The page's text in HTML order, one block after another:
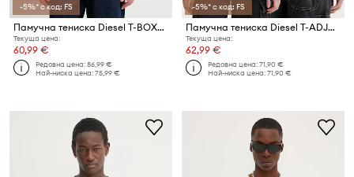
-5%* с код: FS
Памучна тениска Diesel T-BOXT-T5
Текуща цена:
60,99 €
Редовна цена:86,99 €
Най-ниска цена:75,99 €
-5%* с код: FS
Памучна тениска Diesel T-ADJUST-MICRODIV T-SHIRT
Текуща цена:
62,99 €
Редовна цена:71,90 €
Най-ниска цена:71,90 €